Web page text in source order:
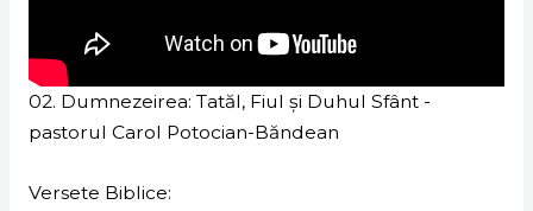
02. Dumnezeirea: Tatăl, Fiul și Duhul Sfânt -
pastorul Carol Potocian-Băndean
Versete Biblice: